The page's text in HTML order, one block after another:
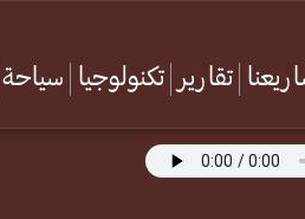
تقارير تكنولوجيا سياحة